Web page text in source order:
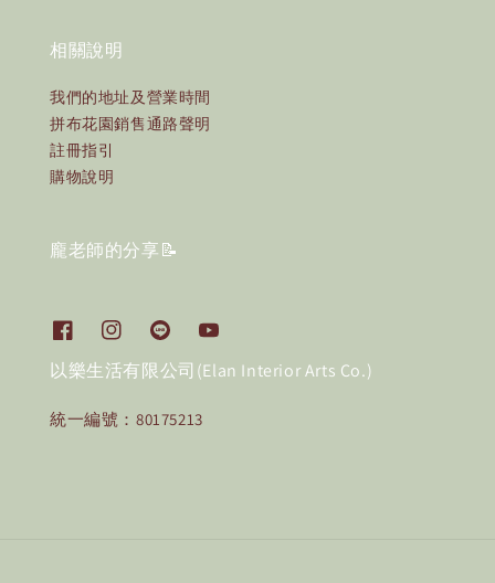
相關說明
我們的地址及營業時間
拼布花園銷售通路聲明
註冊指引
購物說明
龐老師的分享📝
以樂生活有限公司(Elan Interior Arts Co.)
統一編號：80175213